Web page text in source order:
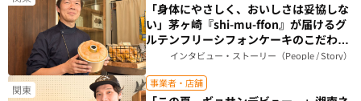
「身体にやさしく、おいしさは妥協しな
い」茅ヶ崎『shi-mu-ffon』が届けるグ
ルテンフリーシフォンケーキのこだわり
（神奈川県）
インタビュー・ストーリー（People / Story）
関東 事業者・店舗